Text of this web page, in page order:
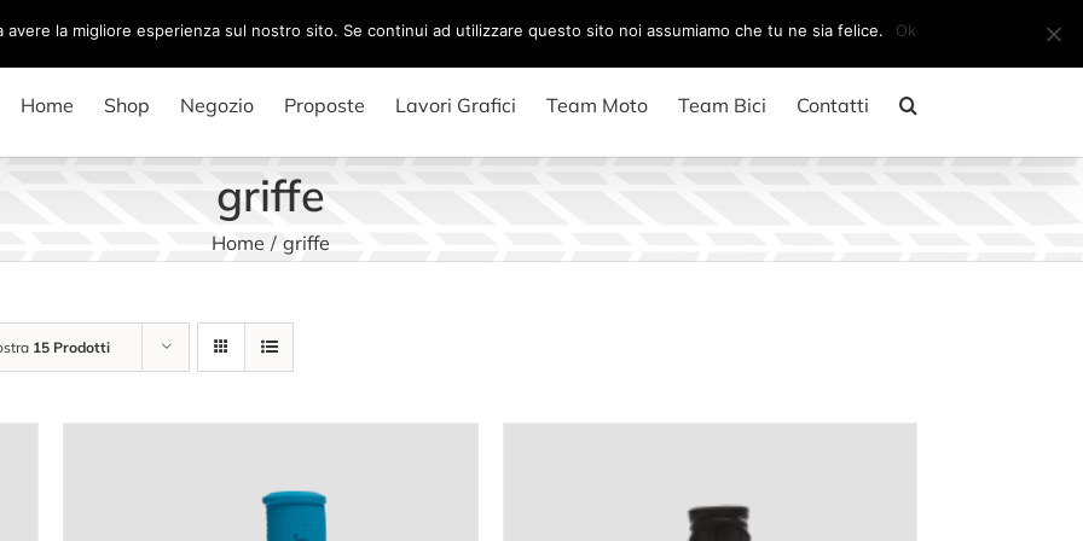
Il mio account CARRELLO
Home Shop Negozio Proposte Lavori Grafici Team Moto Team Bici Contatti
griffe
Home / griffe
15 Prodotti
la migliore esperienza sul nostro sito. Se continui ad utilizzare questo sito noi assumiamo che tu ne sia felice. Ok